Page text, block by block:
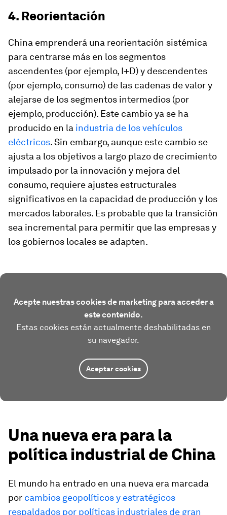
4. Reorientación
China emprenderá una reorientación sistémica
para centrarse más en los segmentos
ascendentes (por ejemplo, I+D) y descendentes
(por ejemplo, consumo) de las cadenas de valor y
alejarse de los segmentos intermedios (por
ejemplo, producción). Este cambio ya se ha
producido en la industria de los vehículos
eléctricos. Sin embargo, aunque este cambio se
ajusta a los objetivos a largo plazo de crecimiento
impulsado por la innovación y mejora del
consumo, requiere ajustes estructurales
significativos en la capacidad de producción y los
mercados laborales. Es probable que la transición
sea incremental para permitir que las empresas y
los gobiernos locales se adapten.
Acepte nuestras cookies de marketing para acceder a
este contenido.
Estas cookies están actualmente deshabilitadas en
su navegador.
Aceptar cookies
Una nueva era para la
política industrial de China
El mundo ha entrado en una nueva era marcada
por cambios geopolíticos y estratégicos
respaldados por políticas industriales de gran